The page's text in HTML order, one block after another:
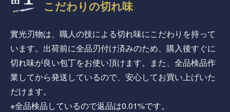
こだわりの切れ味
實光刃物は、職人の技による切れ味にこだわりを持って
います。出荷前に全品刃付け済みのため、購入後すぐに
切れ味が良い包丁をお使い頂けます。また、全品検品作
業してから発送しているので、安心してお買い上げいた
だけます。
※全品検品しているので返品は0.01%です。